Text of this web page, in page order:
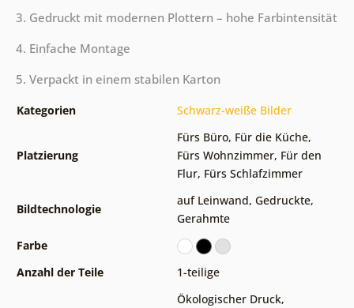
3. Gedruckt mit modernen Plottern – hohe Farbintensität
4. Einfache Montage
5. Verpackt in einem stabilen Karton
Kategorien Schwarz-weiße Bilder
Platzierung
Fürs Büro, Für die Küche,
Fürs Wohnzimmer, Für den
Flur, Fürs Schlafzimmer
Bildtechnologie
auf Leinwand, Gedruckte,
Gerahmte
Farbe
Anzahl der Teile
1-teilige
Ökologischer Druck,